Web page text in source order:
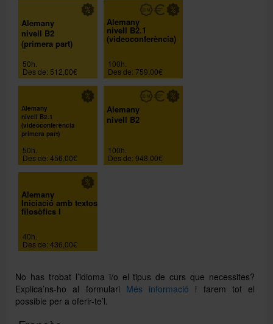
Alemany
nivell B2
(primera part)
50h.
Des de: 512,00€
Alemany
nivell B2.1
(videoconferència)
100h.
Des de: 759,00€
Alemany
nivell B2.1
(videoconferència
primera part)
50h.
Des de: 456,00€
Alemany
nivell B2
100h.
Des de: 948,00€
Alemany
Iniciació amb textos
filosòfics I
40h.
Des de: 436,00€
No has trobat l’idioma i/o el tipus de curs que necessites?
Explica’ns-ho al formulari Més informació i farem tot el
possible per a oferir-te’l.